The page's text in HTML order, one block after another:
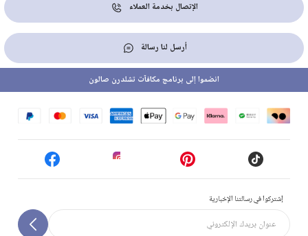
الإتصال بخدمة العملاء
أرسل لنا رسالة
إشتركوا في رسالتنا الإخبارية
انضموا إلى برنامج مكافآت تشلدرن صالون